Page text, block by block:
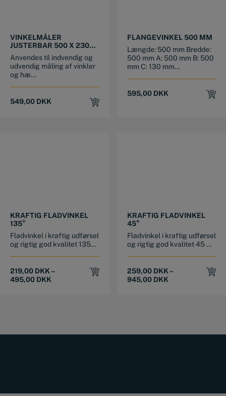
VINKELMÅLER
JUSTERBAR 500 X 230
MM ALUMINIUM
Anvendes til indvendig og
udvendig måling af vinkler
og hæ...
549,00 DKK
FLANGEVINKEL 500 MM
Længde: 500 mm Bredde:
500 mm A: 500 mm B: 500
mm C: 130 mm...
595,00 DKK
KRAFTIG FLADVINKEL
135°
Fladvinkel i kraftig udførsel
og rigtig god kvalitet 135...
219,00 DKK –
495,00 DKK
KRAFTIG FLADVINKEL
45°
Fladvinkel i kraftig udførsel
og rigtig god kvalitet 45 ...
259,00 DKK –
945,00 DKK